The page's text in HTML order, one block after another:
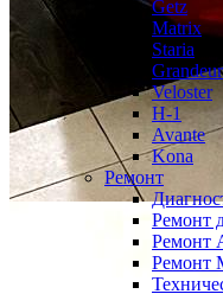
Getz
Matrix
Staria
Grandeur
Veloster
H-1
Avante
Kona
Ремонт
Ремонт